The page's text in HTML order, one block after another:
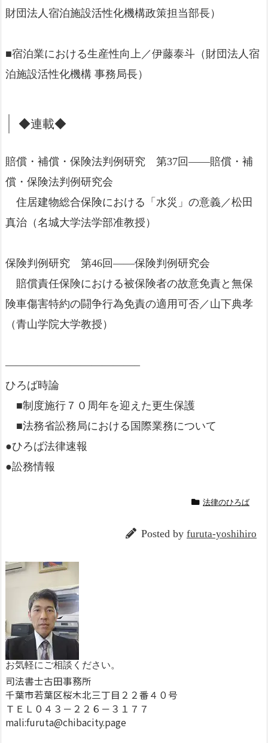
財団法人宿泊施設活性化機構政策担当部長）
■宿泊業における生産性向上／伊藤泰斗（財団法人宿
泊施設活性化機構 事務局長）
◆連載◆
賠償・補償・保険法判例研究 第37回――賠償・補
償・保険法判例研究会
住居建物総合保険における「水災」の意義／松田
真治（名城大学法学部准教授）
保険判例研究 第46回――保険判例研究会
賠償責任保険における被保険者の故意免責と無保
険車傷害特約の闘争行為免責の適用可否／山下典孝
（青山学院大学教授）
————————————–
ひろば時論
■制度施行７０周年を迎えた更生保護
■法務省訟務局における国際業務について
●ひろば法律速報
●訟務情報
法律のひろば
Posted by furuta-yoshihiro
お気軽にご相談ください。
司法書士古田事務所
千葉市若葉区桜木北三丁目２２番４０号
ＴＥＬ０４３－２２６－３１７７
mali:furuta@chibacity.page